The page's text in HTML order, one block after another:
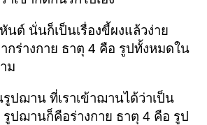
นต์ นั่นก็เป็นเรื่องขี้ผงแล้วง่าย
กร่างกาย ธาตุ 4 คือ รูปทั้งหมดใน
ม
ปฌาน ที่เราเข้าฌานได้ว่าเป็น
รูปฌานก็คือร่างกาย ธาตุ 4 คือ รูป